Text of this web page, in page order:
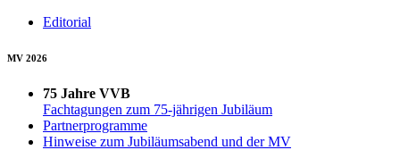
Editorial
MV 2026
75 Jahre VVB
Fachtagungen zum 75-jährigen Jubiläum
Partnerprogramme
Hinweise zum Jubiläumsabend und der MV